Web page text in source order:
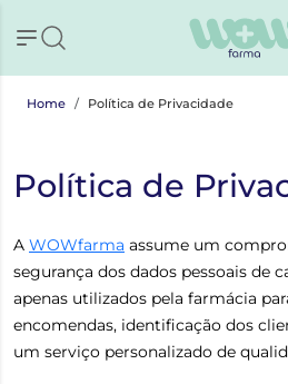
Home Política de Privacidade
Política de
A WOWfarma assume um
segurança dos dados pessoais de
apenas utilizados pela farmácia
encomendas, identificação dos
um serviço personalizado de